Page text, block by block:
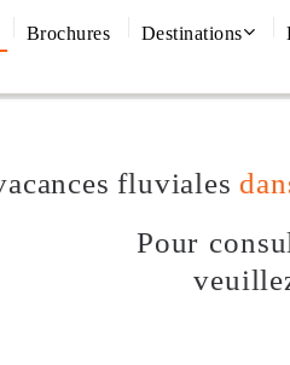
Brochures Destinations
fluviales
Pour